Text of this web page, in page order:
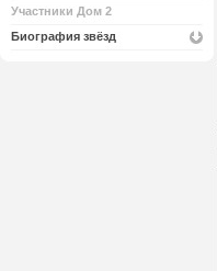
Участники Дом 2
Биография звёзд